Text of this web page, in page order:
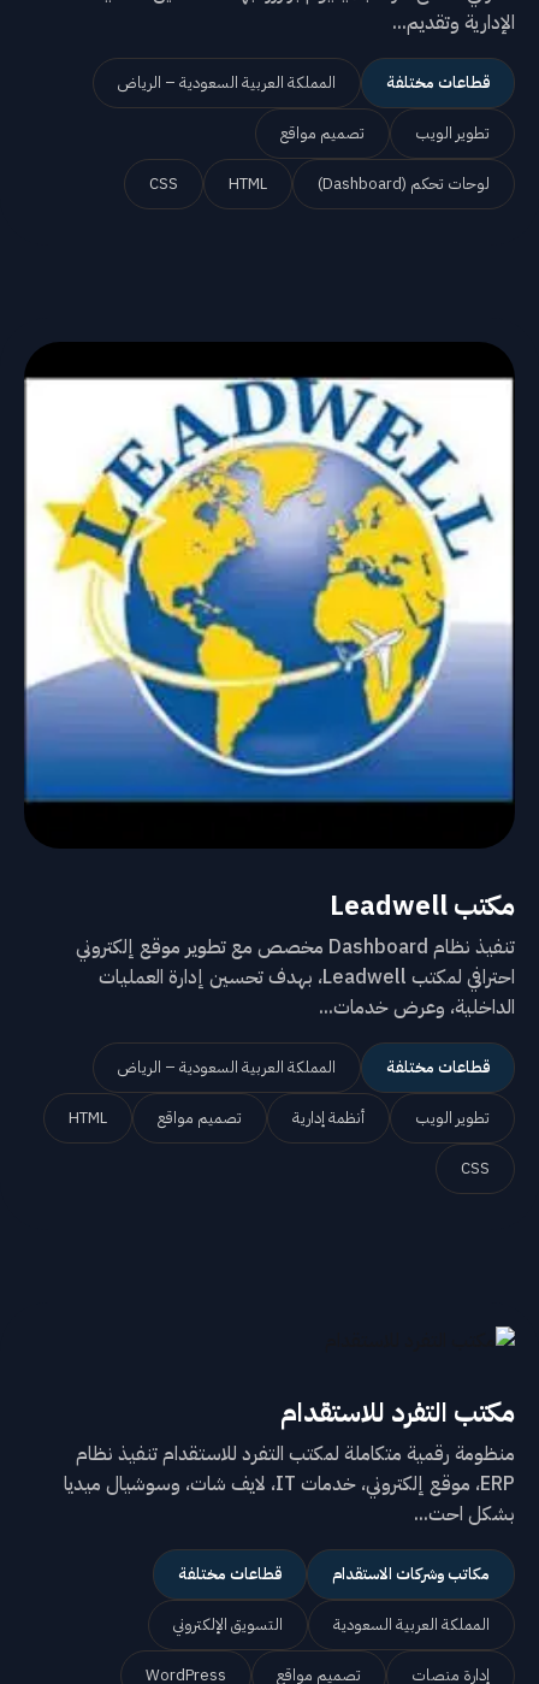
الإدارية وتقديم...
قطاعات مختلفة المملكة العربية السعودية – الرياض
تطوير الويب تصميم مواقع
لوحات تحكم (Dashboard) HTML
CSS
مكتب Leadwell
تنفيذ نظام Dashboard مخصص مع تطوير موقع إلكتروني
احترافي لمكتب Leadwell، بهدف تحسين إدارة العمليات
الداخلية، وعرض خدمات...
قطاعات مختلفة المملكة العربية السعودية – الرياض
تطوير الويب أنظمة إدارية تصميم مواقع HTML
CSS
مكتب التفرد للاستقدام
منظومة رقمية متكاملة لمكتب التفرد للاستقدام تنفيذ نظام
ERP، موقع إلكتروني، خدمات IT، لايف شات، وسوشيال ميديا
بشكل احت...
مكاتب وشركات الاستقدام قطاعات مختلفة
المملكة العربية السعودية التسويق الإلكتروني
إدارة منصات تصميم مواقع WordPress